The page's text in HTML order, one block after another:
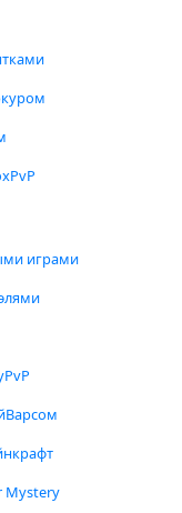
играми
Mystery